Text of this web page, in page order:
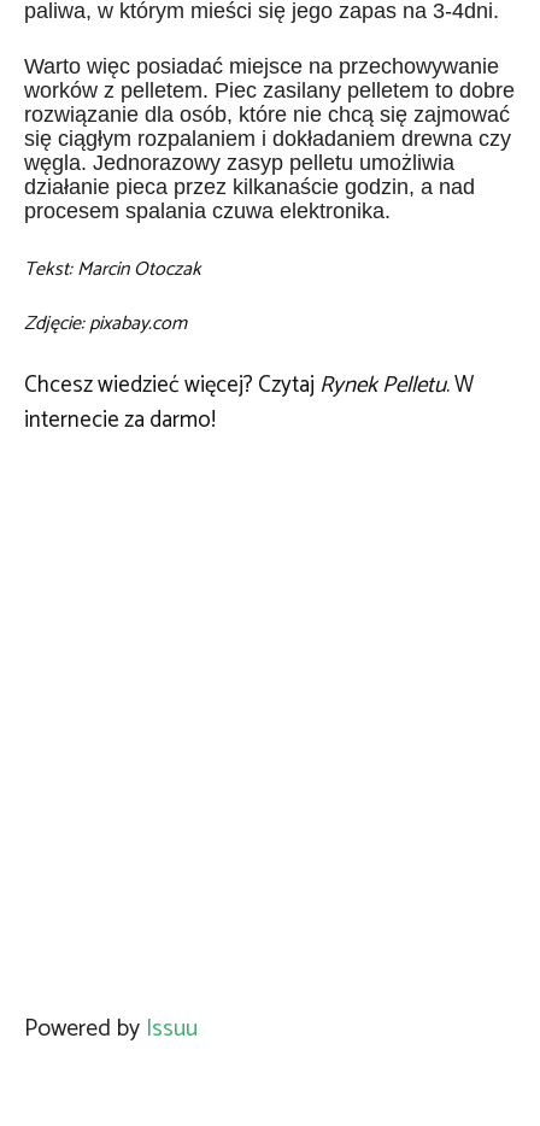
paliwa, w którym mieści się jego zapas na 3-4dni.
Warto więc posiadać miejsce na przechowywanie
worków z pelletem. Piec zasilany pelletem to dobre
rozwiązanie dla osób, które nie chcą się zajmować
się ciągłym rozpalaniem i dokładaniem drewna czy
węgla. Jednorazowy zasyp pelletu umożliwia
działanie pieca przez kilkanaście godzin, a nad
procesem spalania czuwa elektronika.
Tekst: Marcin Otoczak
Zdjęcie: pixabay.com
Chcesz wiedzieć więcej? CzytajRynek Pelletu. W
internecie za darmo!
Powered by Issuu